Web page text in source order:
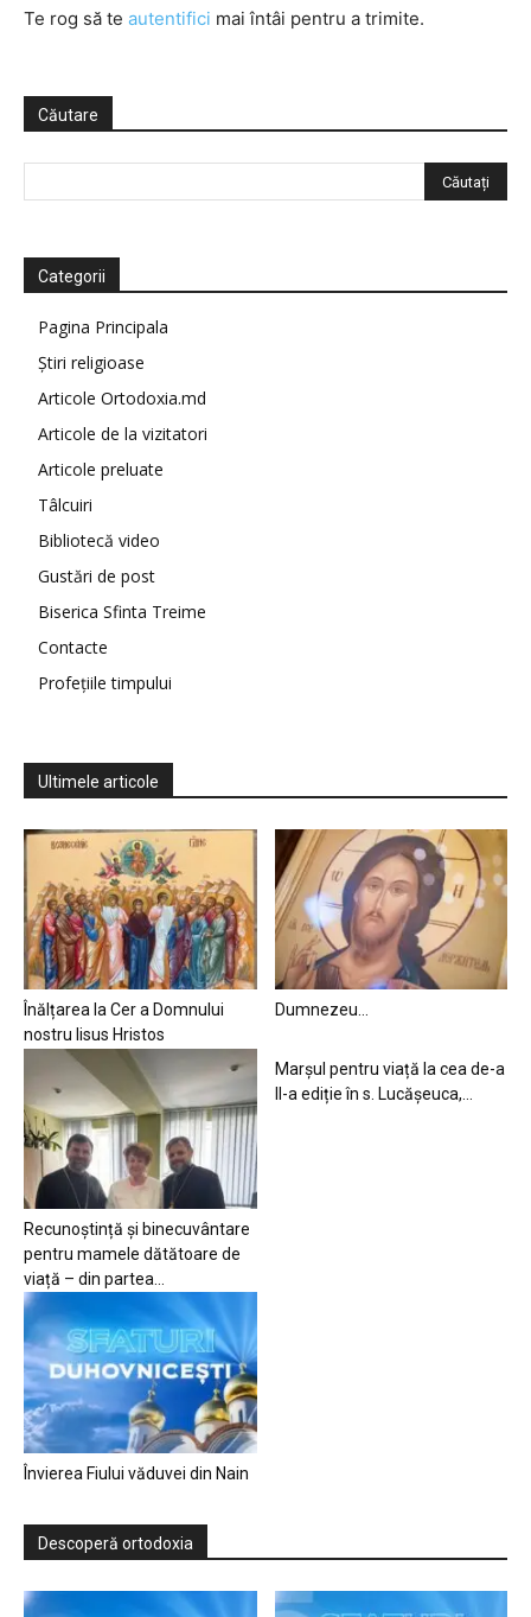
Te rog să te autentifici mai întâi pentru a trimite.
Căutare
Categorii
Pagina Principala
Știri religioase
Articole Ortodoxia.md
Articole de la vizitatori
Articole preluate
Tâlcuiri
Bibliotecă video
Gustări de post
Biserica Sfinta Treime
Contacte
Profețiile timpului
Ultimele articole
Înălțarea la Cer a Domnului
nostru Iisus Hristos
Dumnezeu…
Recunoștință și binecuvântare
pentru mamele dătătoare de
viață – din partea...
Marșul pentru viață la cea de-a
II-a ediție în s. Lucășeuca,...
Învierea Fiului văduvei din Nain
Descoperă ortodoxia